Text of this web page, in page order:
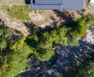
unerlässlich.
Kundenbedürfnisse
Lösungen
Fähigkeiten im
Koordination von